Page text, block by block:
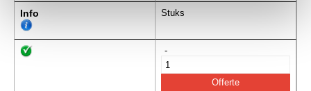
Info Stuks
-